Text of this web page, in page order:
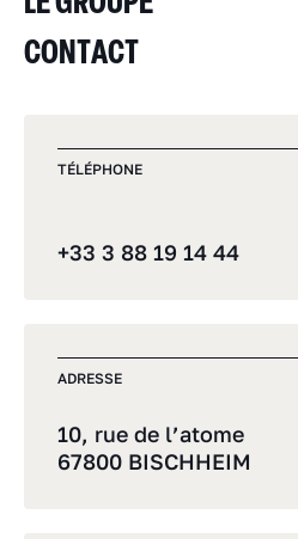
CONTACT
TÉLÉPHONE
+33 3 88 19 14 44
ADRESSE
10, rue de l’atome
67800 BISCHHEIM